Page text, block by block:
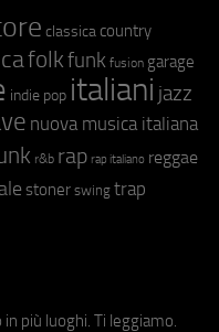
classica country
folkfunk fusion garage
indie pop italiani jazz
nuova musica italiana
r&b rap rap italiano reggae
stoner swing trap
più luoghi. Ti leggiamo.